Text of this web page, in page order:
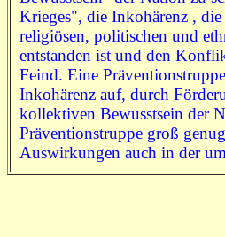
Krieges", die Inkohärenz ,
religiösen, politischen und
entstanden ist und den
Feind. Eine
Inkohärenz auf, durch
kollektiven Bewusstsein der
Präventionstruppe groß
Auswirkungen auch in der